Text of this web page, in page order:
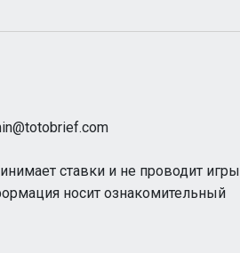
ставки и не проводит игры
носит ознакомительный